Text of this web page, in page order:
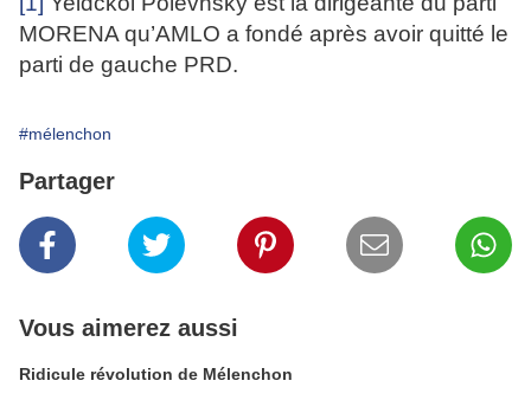
MORENA qu’AMLO a fondé après avoir quitté le
parti de gauche PRD.
#mélenchon
Partager
Vous aimerez aussi
Ridicule révolution de Mélenchon